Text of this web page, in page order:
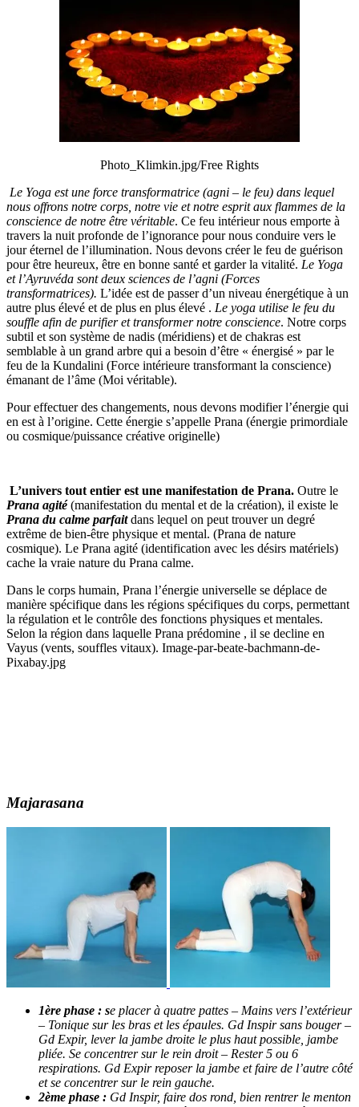
Photo_Klimkin.jpg/Free Rights
Le Yoga est une force transformatrice (agni – le feu) dans lequel
nous offrons notre corps, notre vie et notre esprit aux flammes de la
conscience de notre être véritable. Ce feu intérieur nous emporte à
travers la nuit profonde de l’ignorance pour nous conduire vers le
jour éternel de l’illumination. Nous devons créer le feu de guérison
pour être heureux, être en bonne santé et garder la vitalité. Le Yoga
et l’Ayruvéda sont deux sciences de l’agni (Forces
transformatrices). L’idée est de passer d’un niveau énergétique à un
autre plus élevé et de plus en plus élevé . Le yoga utilise le feu du
souffle afin de purifier et transformer notre conscience. Notre corps
subtil et son système de nadis (méridiens) et de chakras est
semblable à un grand arbre qui a besoin d’être « énergisé » par le
feu de la Kundalini (Force intérieure transformant la conscience)
émanant de l’âme (Moi véritable).
Pour effectuer des changements, nous devons modifier l’énergie qui
en est à l’origine. Cette énergie s’appelle Prana (énergie primordiale
ou cosmique/puissance créative originelle)
L’univers tout entier est une manifestation de Prana. Outre le
Prana agité (manifestation du mental et de la création), il existe le
Prana du calme parfaitdans lequel on peut trouver un degré
extrême de bien-être physique et mental. (Prana de nature
cosmique). Le Prana agité (identification avec les désirs matériels)
cache la vraie nature du Prana calme.
Dans le corps humain, Prana l’énergie universelle se déplace de
manière spécifique dans les régions spécifiques du corps, permettant
la régulation et le contrôle des fonctions physiques et mentales.
Selon la région dans laquelle Prana prédomine , il se decline en
Vayus (vents, souffles vitaux). Image-par-beate-bachmann-de-
Pixabay.jpg
Majarasana
1ère phase : se placer à quatre pattes – Mains vers l’extérieur
– Tonique sur les bras et les épaules. Gd Inspir sans bouger –
Gd Expir, lever la jambe droite le plus haut possible, jambe
pliée. Se concentrer sur le rein droit – Rester 5 ou 6
respirations. Gd Expir reposer la jambe et faire de l’autre côté
et se concentrer sur le rein gauche.
2ème phase : Gd Inspir, faire dos rond, bien rentrer le menton